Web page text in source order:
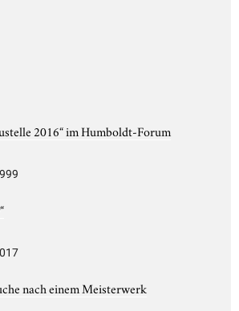
2016“ im Humboldt-Forum
nach einem Meisterwerk